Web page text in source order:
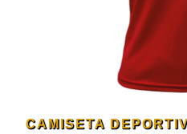
CAMISETA